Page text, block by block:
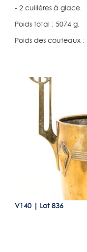
- 2 cuillères à glace.
Poids total : 5074 g.
Poids des couteaux :
Lot 836
V140 Lot 836